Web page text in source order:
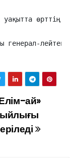
өрттің
генерал-
ай»